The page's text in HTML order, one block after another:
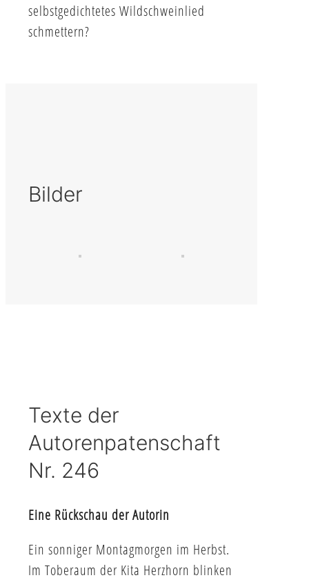
selbstgedichtetes Wildschweinlied
schmettern?
Bilder
Texte der
Autorenpatenschaft
Nr. 246
Eine Rückschau der Autorin
Ein sonniger Montagmorgen im Herbst.
Im Toberaum der Kita Herzhorn blinken